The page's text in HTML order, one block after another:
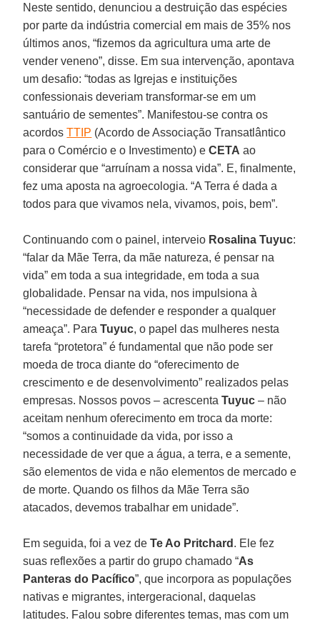
Neste sentido, denunciou a destruição das espécies
por parte da indústria comercial em mais de 35% nos
últimos anos, “fizemos da agricultura uma arte de
vender veneno”, disse. Em sua intervenção, apontava
um desafio: “todas as Igrejas e instituições
confessionais deveriam transformar-se em um
santuário de sementes”. Manifestou-se contra os
acordosTTIP (Acordo de Associação Transatlântico
para o Comércio e o Investimento) eCETA ao
considerar que “arruínam a nossa vida”. E, finalmente,
fez uma aposta na agroecologia. “A Terra é dada a
todos para que vivamos nela, vivamos, pois, bem”.
Continuando com o painel, interveio Rosalina Tuyuc:
“falar da Mãe Terra, da mãe natureza, é pensar na
vida” em toda a sua integridade, em toda a sua
globalidade. Pensar na vida, nos impulsiona à
“necessidade de defender e responder a qualquer
ameaça”. ParaTuyuc, o papel das mulheres nesta
tarefa “protetora” é fundamental que não pode ser
moeda de troca diante do “oferecimento de
crescimento e de desenvolvimento” realizados pelas
empresas. Nossos povos – acrescentaTuyuc – não
aceitam nenhum oferecimento em troca da morte:
“somos a continuidade da vida, por isso a
necessidade de ver que a água, a terra, e a semente,
são elementos de vida e não elementos de mercado e
de morte. Quando os filhos da Mãe Terra são
atacados, devemos trabalhar em unidade”.
Em seguida, foi a vez deTe Ao Pritchard . Ele fez
suas reflexões a partir do grupo chamado “As
Panteras do Pacífico”, que incorpora as populações
nativas e migrantes, intergeracional, daquelas
latitudes. Falou sobre diferentes temas, mas com um